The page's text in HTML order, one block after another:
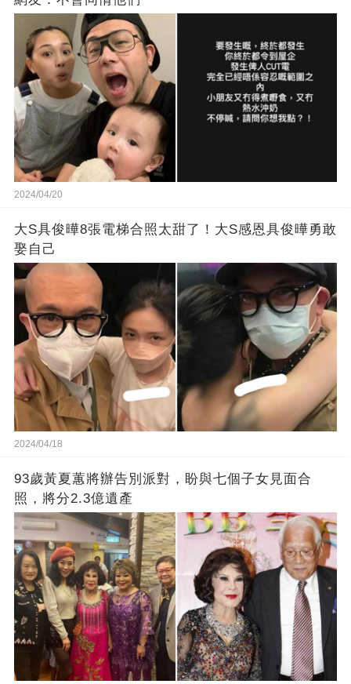
2024/04/20
大S具俊曄8張電梯合照太甜了！大S感恩具俊曄勇敢
娶自己
2024/04/18
93歲黃夏蕙將辦告別派對，盼與七個子女見面合
照，將分2.3億遺產